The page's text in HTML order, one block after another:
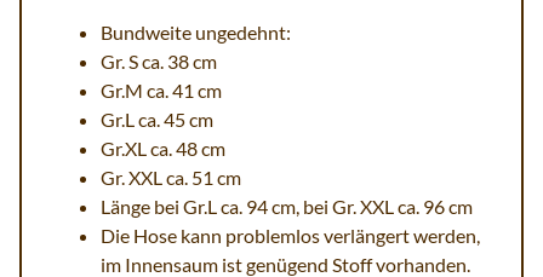
Bundweite ungedehnt:
Gr. S ca. 38 cm
Gr.M ca. 41 cm
Gr.L ca. 45 cm
Gr.XL ca. 48 cm
Gr. XXL ca. 51 cm
Länge bei Gr.L ca. 94 cm, bei Gr. XXL ca. 96 cm
Die Hose kann problemlos verlängert werden,
im Innensaum ist genügend Stoff vorhanden.